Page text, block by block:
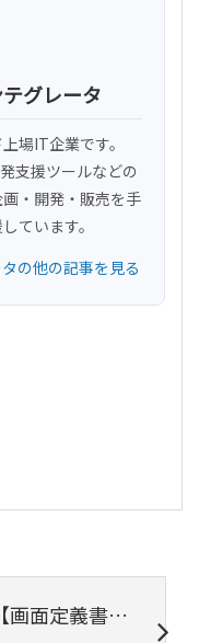
グレータ
場IT企業です。
支援ツールなどの
・開発・販売を手
ています。
の他の記事を見る
【画面定義書とは？】内容や作成パターン、ポイントを解説！